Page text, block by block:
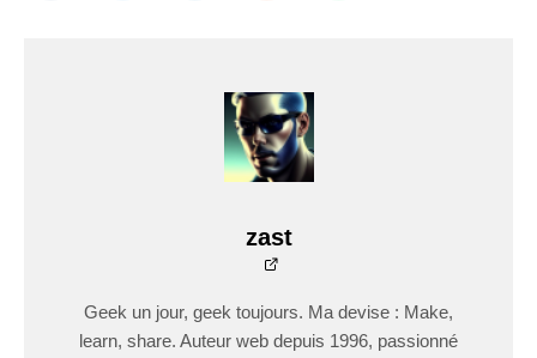
zast
Geek un jour, geek toujours. Ma devise : Make,
learn, share. Auteur web depuis 1996, passionné